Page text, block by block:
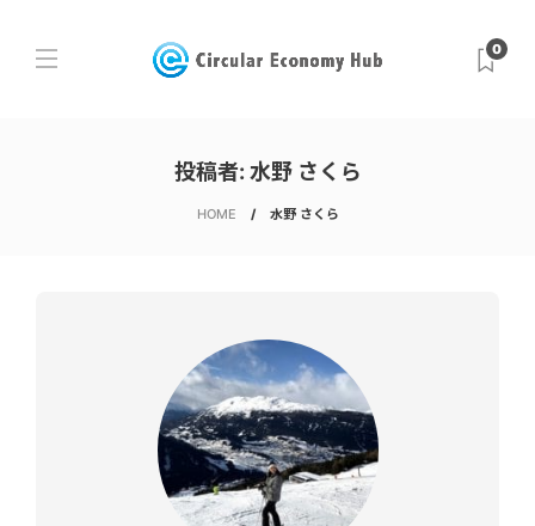
0
投稿者: 水野 さくら
HOME 水野 さくら